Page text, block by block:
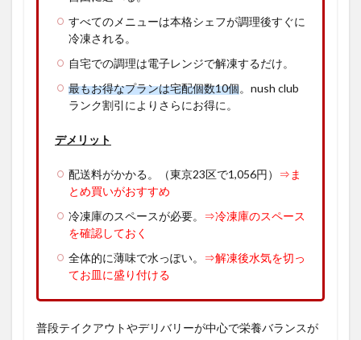
すべてのメニューは本格シェフが調理後すぐに
冷凍される。
自宅での調理は電子レンジで解凍するだけ。
最もお得なプランは宅配個数10個。nush club
ランク割引によりさらにお得に。
デメリット
配送料がかかる。（東京23区で1,056円）
⇒ま
とめ買いがおすすめ
冷凍庫のスペースが必要。
⇒冷凍庫のスペース
を確認しておく
全体的に薄味で水っぽい。
⇒解凍後水気を切っ
てお皿に盛り付ける
普段テイクアウトやデリバリーが中心で栄養バランスが